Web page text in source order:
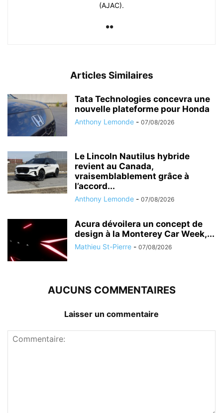
(AJAC).
Articles Similaires
Tata Technologies concevra une
nouvelle plateforme pour Honda
Anthony Lemonde - 07/08/2026
Le Lincoln Nautilus hybride
revient au Canada,
vraisemblablement grâce à
l’accord...
Anthony Lemonde - 07/08/2026
Acura dévoilera un concept de
design à la Monterey Car Week,...
Mathieu St-Pierre - 07/08/2026
AUCUNS COMMENTAIRES
Laisser un commentaire